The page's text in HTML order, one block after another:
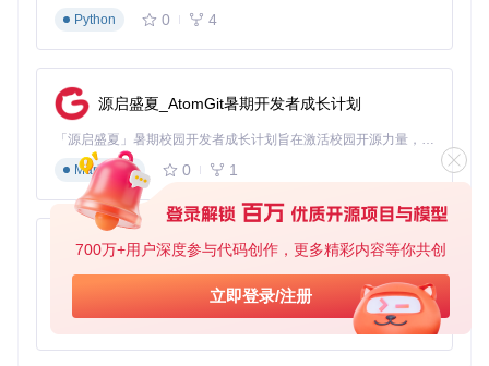
700万+用户深度参与代码创作，更多精彩内容等你共创
立即登录/注册
Python
0 4
源启盛夏_AtomGit暑期开发者成长计划
「源启盛夏」暑期校园开发者成长计划旨在激活校园开源力量，通过积分激励、认证扶持、资源倾斜等形式，引导高校组织和开发者完成「入驻 — 建项目 — 做贡献 — 获认证 — 得资源」的完整闭环。无论你是想带领社团入驻平台的组织者，还是希望用代码贡献证明自己的开发者，都能在这里找到属于你的成长路径。
Markdown
0 1
py-xiaozhi
基于Python的Xiaozhi AI，适用于想要完整Xiaozhi体验而无需拥有专用硬件的用户。
Python
0 1